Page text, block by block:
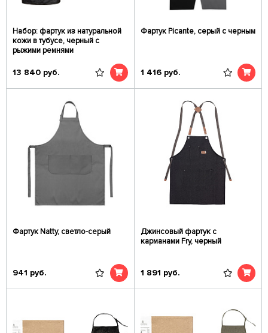
Набор: фартук из натуральной
кожи в тубусе, черный с
рыжими ремнями
13 840 руб.
Фартук Picante, серый с черным
1 416 руб.
Фартук Natty, светло-серый
941 руб.
Джинсовый фартук с
карманами Fry, черный
1 891 руб.